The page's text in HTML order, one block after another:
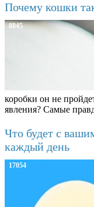
Почему кошки
8845
коробки он не
явления? Самые
Что будет с
каждый день
17054